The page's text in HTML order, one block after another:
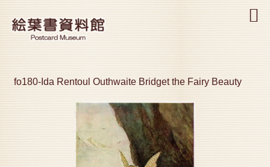
fo180-Ida Rentoul Outhwaite Bridget the Fairy Beauty